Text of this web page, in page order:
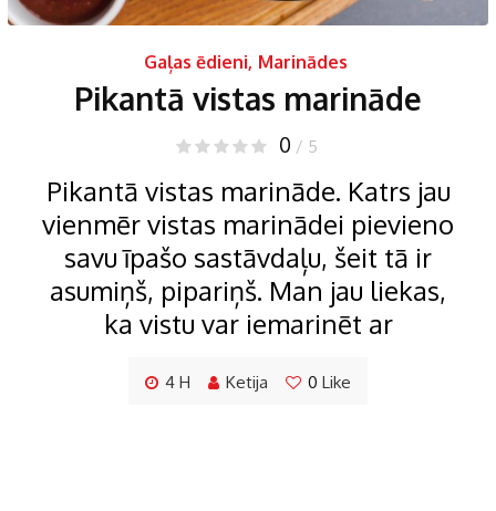
Gaļas ēdieni, Marinādes
Pikantā vistas marināde
0 / 5
Pikantā vistas marināde. Katrs jau
vienmēr vistas marinādei pievieno
savu īpašo sastāvdaļu, šeit tā ir
asumiņš, pipariņš. Man jau liekas,
ka vistu var iemarinēt ar
4 H Ketija 0 Like